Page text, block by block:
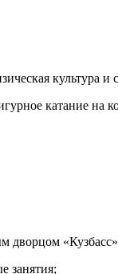
культура и
катание на
занятия;